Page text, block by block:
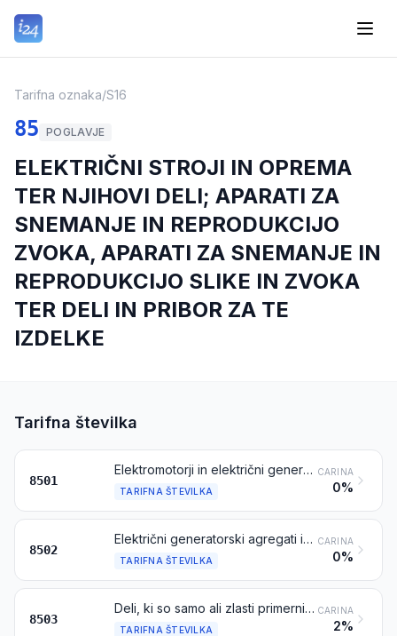
Tarifna oznaka/S16
85 POGLAVJE
ELEKTRIČNI STROJI IN OPREMA
TER NJIHOVI DELI; APARATI ZA
SNEMANJE IN REPRODUKCIJO
ZVOKA, APARATI ZA SNEMANJE IN
REPRODUKCIJO SLIKE IN ZVOKA
TER DELI IN PRIBOR ZA TE
IZDELKE
Tarifna številka
8501
Elektromotorji in električni generatorji (razen generatorskih agregatov)
TARIFNA ŠTEVILKA
CARINA
0%
8502
Električni generatorski agregati in rotacijski pretvorniki
TARIFNA ŠTEVILKA
CARINA
0%
8503
Deli, ki so samo ali zlasti primerni za uporabo s stroji iz tarifne številke 8501 ali 8502
TARIFNA ŠTEVILKA
CARINA
2%